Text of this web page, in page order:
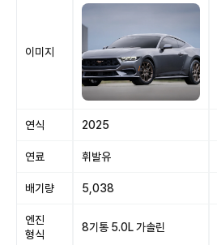
이미지
연식 2025
연료 휘발유
배기량 5,038
엔진
형식
8기통 5.0L 가솔린